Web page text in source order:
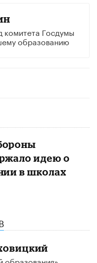
комитета Госдумы
образованию
идею о
в школах